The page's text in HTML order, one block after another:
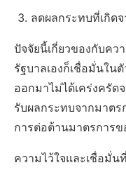
ลดผลกระทบที่เกิด
ปัจจัยนี้เกี่ยวของกับคว
รัฐบาลเองก็เชื่อมั่นใน
ออกมาไม่ได้เคร่งครั
รับผลกระทบจากมาตร
การต่อต้านมาตรการข
ความไว้ใจและเชื่อมั่